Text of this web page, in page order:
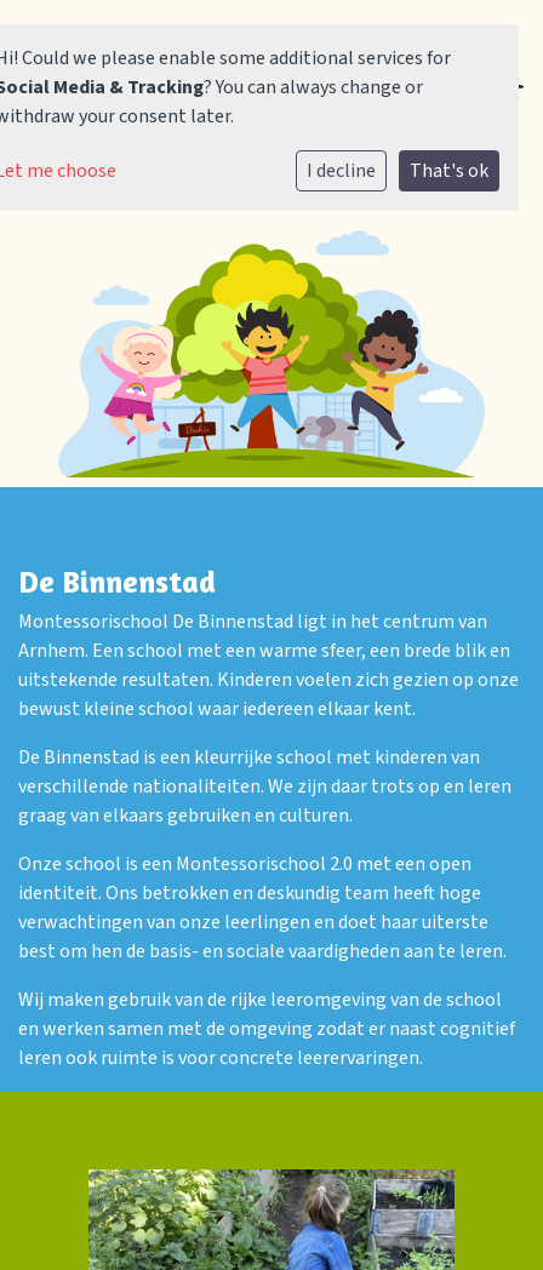
Home
Praktische informatie
Vacatures
Contact
Aanmelden
De Binnenstad
Montessorischool De Binnenstad ligt in het centrum van
Arnhem. Een school met een warme sfeer, een brede blik en
uitstekende resultaten. Kinderen voelen zich gezien op onze
bewust kleine school waar iedereen elkaar kent.
De Binnenstad is een kleurrijke school met kinderen van
verschillende nationaliteiten. We zijn daar trots op en leren
graag van elkaars gebruiken en culturen.
Onze school is een Montessorischool 2.0 met een open
identiteit. Ons betrokken en deskundig team heeft hoge
verwachtingen van onze leerlingen en doet haar uiterste
best om hen de basis- en sociale vaardigheden aan te leren.
Wij maken gebruik van de rijke leeromgeving van de school
en werken samen met de omgeving zodat er naast cognitief
leren ook ruimte is voor concrete leerervaringen.
Could we please enable some additional services for
Media & Tracking? You can always change or
your consent later.
me choose I decline That's ok